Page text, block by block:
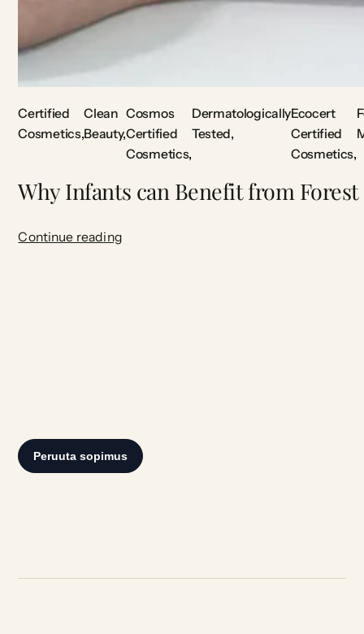
Certified
Cosmetics
Clean
Beauty
Cosmos
Certified
Cosmetics
Dermatologically
Tested
Ecocert
Certified
Cosmetics
Why Infants can Benefit from Forest
Continue reading